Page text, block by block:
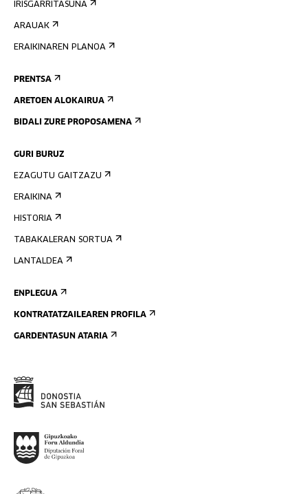
IRISGARRITASUNA
ARAUAK
ERAIKINAREN PLANOA
PRENTSA
ARETOEN ALOKAIRUA
BIDALI ZURE PROPOSAMENA
GURI BURUZ
EZAGUTU GAITZAZU
ERAIKINA
HISTORIA
TABAKALERAN SORTUA
LANTALDEA
ENPLEGUA
KONTRATATZAILEAREN PROFILA
GARDENTASUN ATARIA